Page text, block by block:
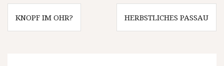
Beitragsnavigation
KNOPF IM OHR? HERBSTLICHES PASSAU